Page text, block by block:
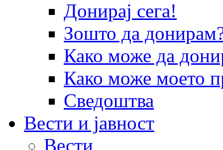
Донирај сега!
Зошто да
Како може да
Како може моето
Сведоштва
Вести и јавност
Вести